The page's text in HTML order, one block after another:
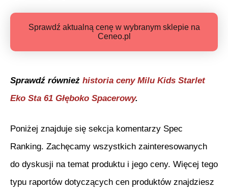
Sprawdź aktualną cenę w wybranym sklepie na
Ceneo.pl
Sprawdź również historia ceny Milu Kids Starlet
Eko Sta 61 Głęboko Spacerowy.
Poniżej znajduje się sekcja komentarzy Spec
Ranking. Zachęcamy wszystkich zainteresowanych
do dyskusji na temat produktu i jego ceny. Więcej tego
typu raportów dotyczących cen produktów znajdziesz